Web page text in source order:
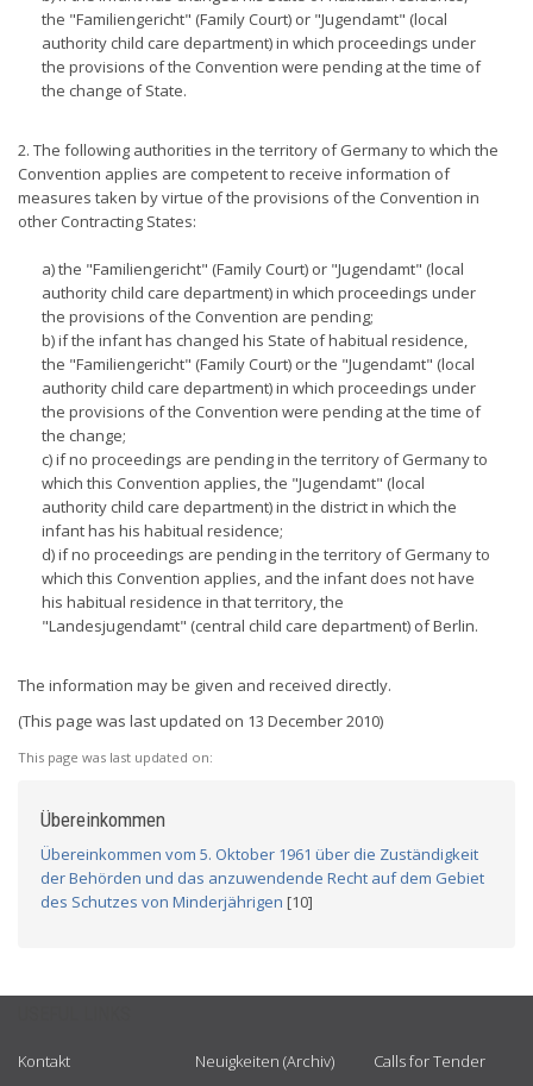
the "Familiengericht" (Family Court) or "Jugendamt" (local
authority child care department) in which proceedings under
the provisions of the Convention were pending at the time of
the change of State.
2. The following authorities in the territory of Germany to which the
Convention applies are competent to receive information of
measures taken by virtue of the provisions of the Convention in
other Contracting States:
a) the "Familiengericht" (Family Court) or "Jugendamt" (local
authority child care department) in which proceedings under
the provisions of the Convention are pending;
b) if the infant has changed his State of habitual residence,
the "Familiengericht" (Family Court) or the "Jugendamt" (local
authority child care department) in which proceedings under
the provisions of the Convention were pending at the time of
the change;
c) if no proceedings are pending in the territory of Germany to
which this Convention applies, the "Jugendamt" (local
authority child care department) in the district in which the
infant has his habitual residence;
d) if no proceedings are pending in the territory of Germany to
which this Convention applies, and the infant does not have
his habitual residence in that territory, the
"Landesjugendamt" (central child care department) of Berlin.
The information may be given and received directly.
(This page was last updated on 13 December 2010)
This page was last updated on:
Übereinkommen
Übereinkommen vom 5. Oktober 1961 über die Zuständigkeit
der Behörden und das anzuwendende Recht auf dem Gebiet
des Schutzes von Minderjährigen [10]
Kontakt Neuigkeiten (Archiv) Calls for Tender